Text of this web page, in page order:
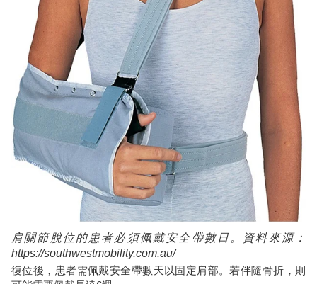
肩關節脫位的患者必須佩戴安全帶數日。資料來源：
https://southwestmobility.com.au/
復位後，患者需佩戴安全帶數天以固定肩部。若伴隨骨折，則